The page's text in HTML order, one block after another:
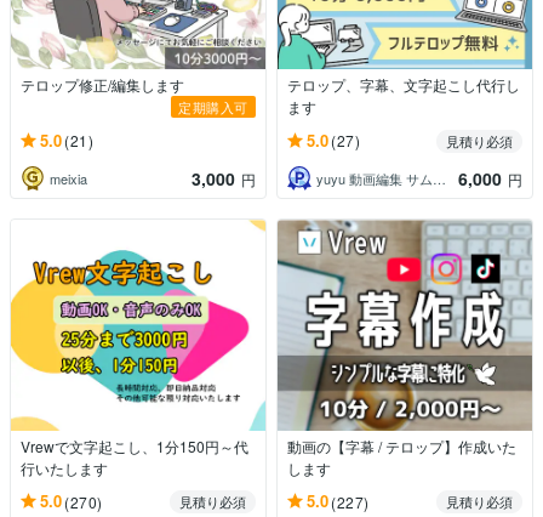
テロップ修正/編集します
定期購入可
5.0(21)
meixia 3,000 円
テロップ、字幕、文字起こし代行し
ます
5.0(27)
見積り必須
yuyu 動画編集 サムネ制作
6,000 円
Vrewで文字起こし、1分150円～代
行いたします
5.0(270)
見積り必須
動画の【字幕 / テロップ】作成いた
します
5.0(227)
見積り必須